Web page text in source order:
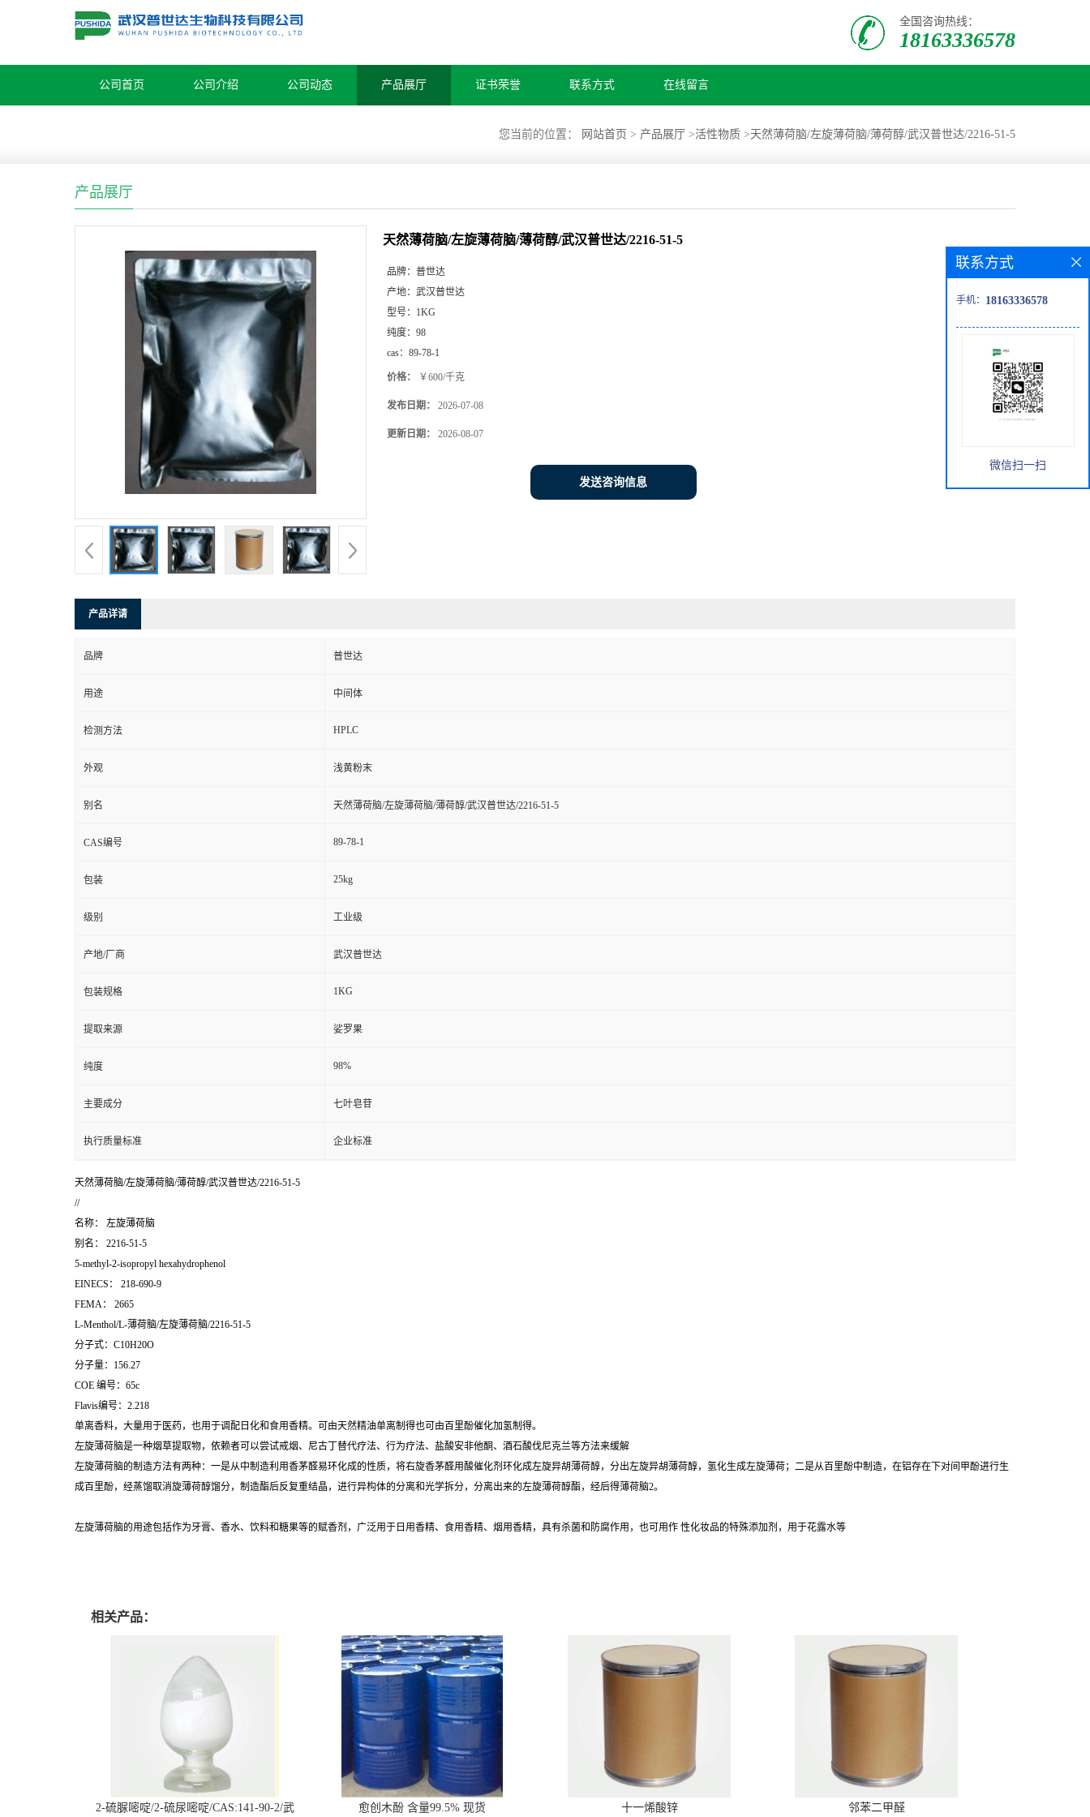
全国咨询热线：
18163336578
公司首页 公司介绍 公司动态 产品展厅 证书荣誉 联系方式 在线留言
您当前的位置： 网站首页 > 产品展厅 >活性物质 >天然薄荷脑/左旋薄荷脑/薄荷醇/武汉普世达/2216-51-5
产品展厅
天然薄荷脑/左旋薄荷脑/薄荷醇/武汉普世达/2216-51-5
品牌： 普世达
产地： 武汉普世达
型号： 1KG
纯度： 98
cas： 89-78-1
价格： ￥600/千克
发布日期： 2026-07-08
更新日期： 2026-08-07
发送咨询信息
产品详请
品牌 普世达
用途 中间体
检测方法 HPLC
外观 浅黄粉末
别名 天然薄荷脑/左旋薄荷脑/薄荷醇/武汉普世达/2216-51-5
CAS编号 89-78-1
包装 25kg
级别 工业级
产地/厂商 武汉普世达
包装规格 1KG
提取来源 娑罗果
纯度 98%
主要成分 七叶皂苷
执行质量标准 企业标准
天然薄荷脑/左旋薄荷脑/薄荷醇/武汉普世达/2216-51-5
//
名称：
左旋薄荷脑
别名：
2216-51-5
5-methyl-2-isopropyl hexahydrophenol
EINECS：
218-690-9
FEMA：
2665
L-Menthol/L-薄荷脑/左旋薄荷脑/2216-51-5
分子式：C10H20O
分子量：156.27
COE 编号：65c
Flavis编号：2.218
单离香料，大量用于医药，也用于调配日化和食用香精。可由天然精油单离制得也可由百里酚催化加氢制得。
左旋薄荷脑是一种烟草提取物，依赖者可以尝试戒烟、尼古丁替代疗法、行为疗法、盐酸安非他酮、酒石酸伐尼克兰等方法来缓解
左旋薄荷脑的制造方法有两种：一是从中制造利用香茅醛易环化成的性质，将右旋香茅醛用酸催化剂环化成左旋异胡薄荷醇，分出左旋异胡薄荷醇，氢化生成左旋薄荷；二是从百里酚中制造，在铝存在下对间甲酚进行生
成百里酚，经蒸馏取消旋薄荷醇馏分，制造酯后反复重结晶，进行异构体的分离和光学拆分，分离出来的左旋薄荷醇酯，经后得薄荷脑2。
左旋薄荷脑的用途包括作为牙膏、香水、饮料和糖果等的赋香剂，广泛用于日用香精、食用香精、烟用香精，具有杀菌和防腐作用，也可用作 性化妆品的特殊添加剂，用于花露水等
相关产品：
2-硫脲嘧啶/2-硫尿嘧啶/CAS:141-90-2/武 愈创木酚 含量99.5% 现货 十一烯酸锌 邻苯二甲醛
联系方式
手机： 18163336578
微信扫一扫